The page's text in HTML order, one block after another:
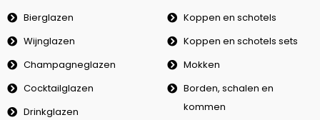
Bierglazen
Wijnglazen
Champagneglazen
Cocktailglazen
Drinkglazen
Koppen en schotels
Koppen en schotels sets
Mokken
Borden, schalen en
kommen